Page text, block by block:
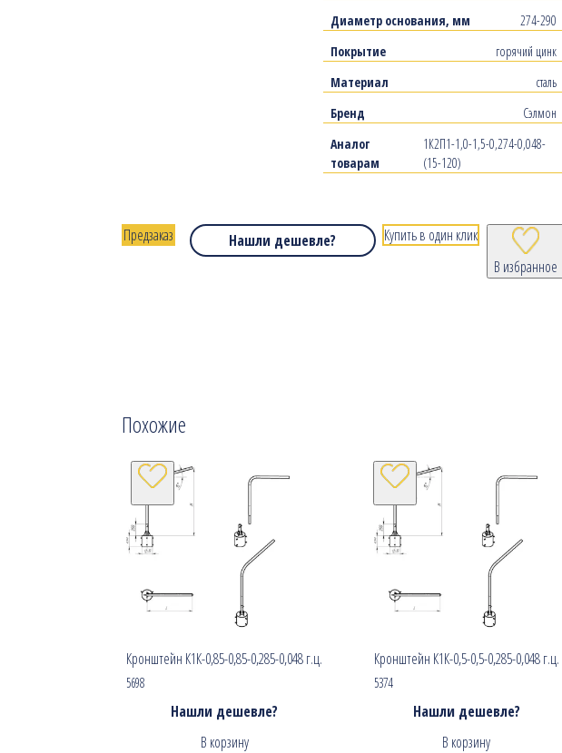
Диаметр основания, мм
274-290
Покрытие
горячий цинк
Материал
сталь
Бренд
Сэлмон
Аналог
товарам
1К2П1-1,0-1,5-0,274-0,048-
(15-120)
Нашли дешевле?
В избранное
Предзаказ Купить в один клик
Похожие
Кронштейн К1К-0,85-0,85-0,285-0,048 г.ц.
5698
Нашли дешевле?
В корзину
Кронштейн К1К-0,5-0,5-0,285-0,048 г.ц.
5374
Нашли дешевле?
В корзину